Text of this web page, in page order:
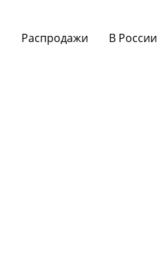
Распродажи В России